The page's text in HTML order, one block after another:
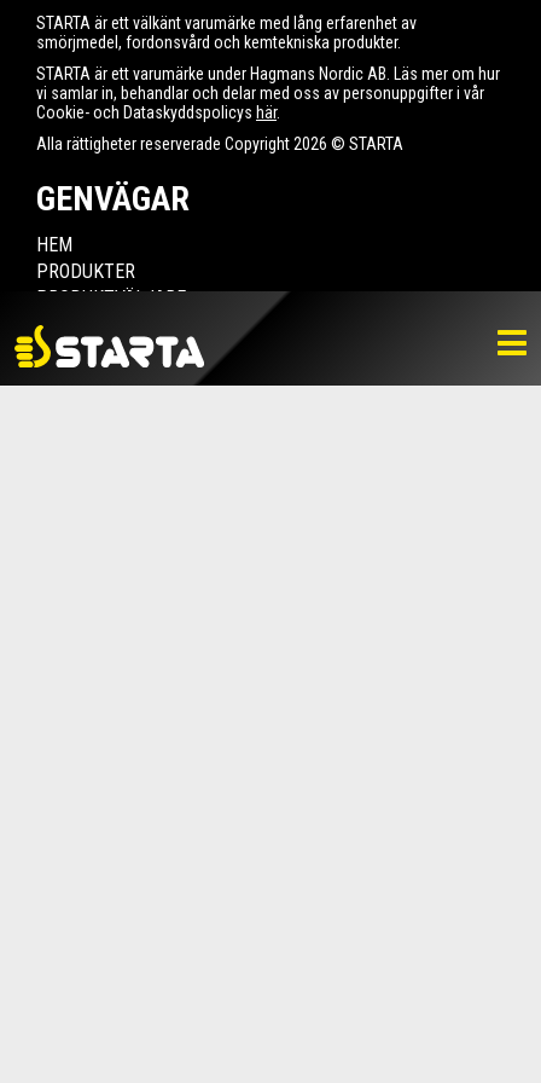
STARTA är ett välkänt varumärke med lång erfarenhet av
smörjmedel, fordonsvård och kemtekniska produkter.
STARTA är ett varumärke under Hagmans Nordic AB. Läs mer om hur
vi samlar in, behandlar och delar med oss av personuppgifter i vår
Cookie- och Dataskyddspolicys här.
Alla rättigheter reserverade Copyright 2026 © STARTA
GENVÄGAR
HEM
PRODUKTER
PRODUKTVÄLJARE
HITTA ÅTERFÖRSÄLJARE
NYHETER